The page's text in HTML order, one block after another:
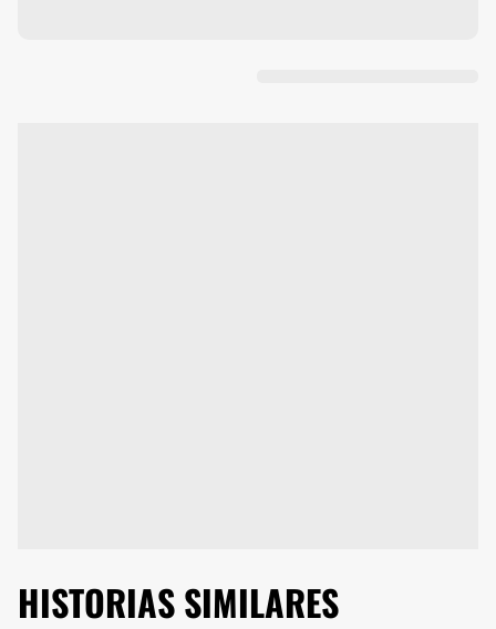
HISTORIAS SIMILARES